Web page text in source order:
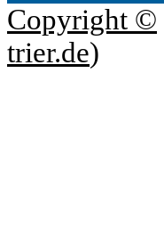
Copyright ©
trier.de)